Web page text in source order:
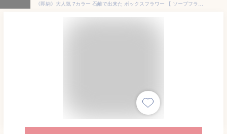
《即納》大人気 7カラー 石鹸で出来た ボックスフラワー 【 ソープフラワー シャボンフラワー フラワーボックス フラワー ソープ フラワー 石鹸 石鹸フラワー フラワーボックス ボックス 箱 造花 花 枯れない花 フラワーギフト 父の日 ギフト プレゼント 】